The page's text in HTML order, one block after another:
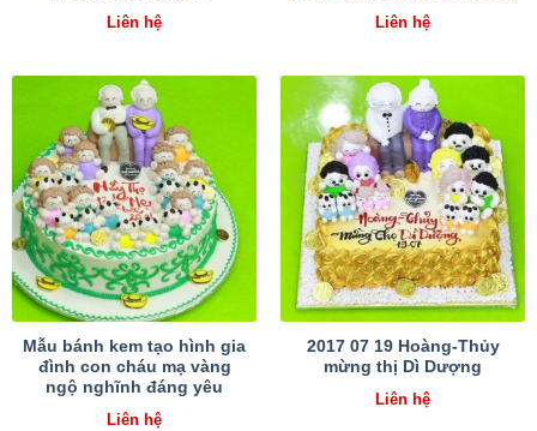
Liên hệ
Liên hệ
Mẫu bánh kem tạo hình gia
đình con cháu mạ vàng
ngộ nghĩnh đáng yêu
Liên hệ
2017 07 19 Hoàng-Thủy
mừng thị Dì Dượng
Liên hệ